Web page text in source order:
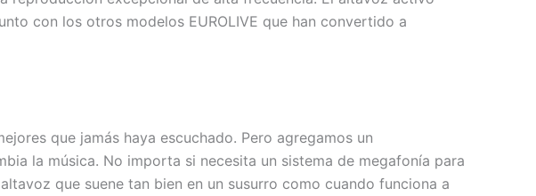
con los otros modelos EUROLIVE que han convertido a
que jamás haya escuchado. Pero agregamos un
la música. No importa si necesita un sistema de megafonía para
que suene tan bien en un susurro como cuando funciona a